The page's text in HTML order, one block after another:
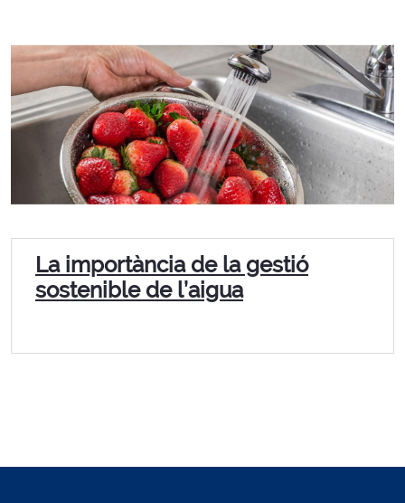
La importància de la gestió
sostenible de l’aigua